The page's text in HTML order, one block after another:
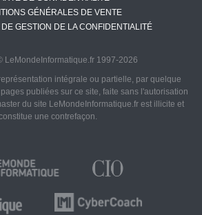
GÉNÉRALES DE VENTE
GESTION DE LA CONFIDENTIALITÉ
LeMondeInformatique.fr 1997-2026
intégrale ou partielle, par quelque
publiées sur ce site, faite sans l'autorisation
du site LeMondeInformatique.fr est illicite et
une contrefaçon.